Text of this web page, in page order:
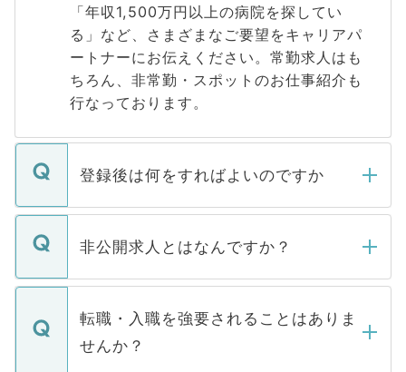
「年収1,500万円以上の病院を探してい
る」など、さまざまなご要望をキャリアパ
ートナーにお伝えください。常勤求人はも
ちろん、非常勤・スポットのお仕事紹介も
行なっております。
登録後は何をすればよいのですか
ご登録いただきましたら、弊社担当者がご
登録内容を確認し、その後メールもしくは
ます。通常、5営業日以内にはご連絡をせて
いただきますので、しばらくお待ちくださ
非公開求人とはなんですか？
マイナビDOCTORで取り扱っている求人の
うち約3割は、Webサイトからご覧いただ
けない「非公開求人」です。非公開求人は
下記の理由によって、一般には公開してい
転職・入職を強要されることはありま
せんか？